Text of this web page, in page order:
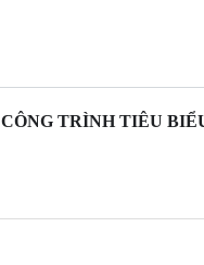
CÔNG TRÌNH TIÊU